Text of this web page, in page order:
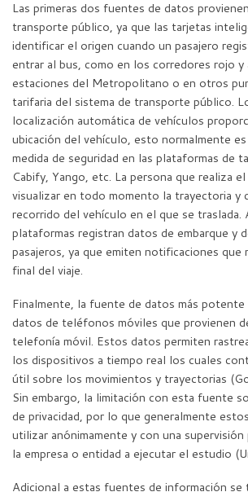
Las primeras dos fuentes de datos
transporte público, ya que las tarjetas
identificar el origen cuando un pasajero
entrar al bus, como en los corredores rojo y
estaciones del Metropolitano o en otros
tarifaria del sistema de transporte público.
localización automática de vehículos
ubicación del vehículo, esto normalmente
medida de seguridad en las plataformas de
Cabify, Yango, etc. La persona que realiza
visualizar en todo momento la trayectoria y
recorrido del vehículo en el que se traslada.
plataformas registran datos de embarque y
pasajeros, ya que emiten notificaciones que
final del viaje.
Finalmente, la fuente de datos más
datos de teléfonos móviles que provienen
telefonía móvil. Estos datos permiten
los dispositivos a tiempo real los cuales
útil sobre los movimientos y trayectorias
Sin embargo, la limitación con esta fuente
de privacidad, por lo que generalmente
utilizar anónimamente y con una
la empresa o entidad a ejecutar el estudio
Adicional a estas fuentes de información